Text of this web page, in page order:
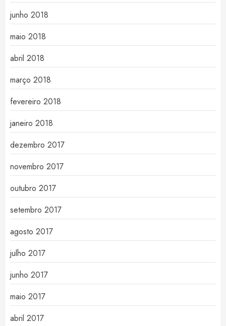
junho 2018
maio 2018
abril 2018
março 2018
fevereiro 2018
janeiro 2018
dezembro 2017
novembro 2017
outubro 2017
setembro 2017
agosto 2017
julho 2017
junho 2017
maio 2017
abril 2017